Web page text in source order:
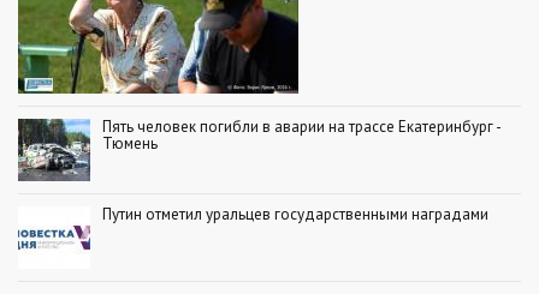
Пять человек погибли в аварии на трассе Екатеринбург -
Тюмень
Путин отметил уральцев государственными наградами